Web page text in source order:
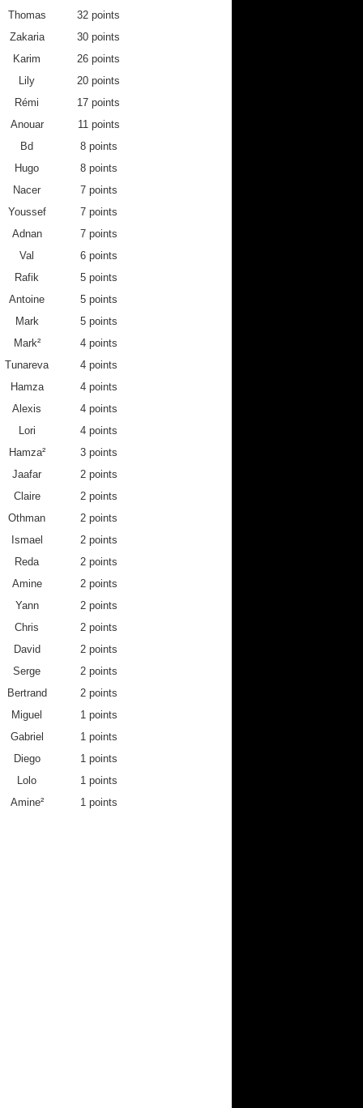
2019-
2019-
0
4
0
0
0
0
0
4
10
0
0
0
2
0
4
0
0
0
0
0
0
0
0
0
0
0
0
0
0
0
0
0
0
0
Thomas
32 points
Zakaria
30 points
Karim
26 points
Lily
20 points
Rémi
17 points
Anouar
11 points
Bd
8 points
Hugo
8 points
Nacer
7 points
Youssef
7 points
Adnan
7 points
Val
6 points
Rafik
5 points
Antoine
5 points
Mark
5 points
Mark²
4 points
Tunareva
4 points
Hamza
4 points
Alexis
4 points
Lori
4 points
Hamza²
3 points
Jaafar
2 points
Claire
2 points
Othman
2 points
Ismael
2 points
Reda
2 points
Amine
2 points
Yann
2 points
Chris
2 points
David
2 points
Serge
2 points
Bertrand
2 points
Miguel
1 points
Gabriel
1 points
Diego
1 points
Lolo
1 points
Amine² 1 points